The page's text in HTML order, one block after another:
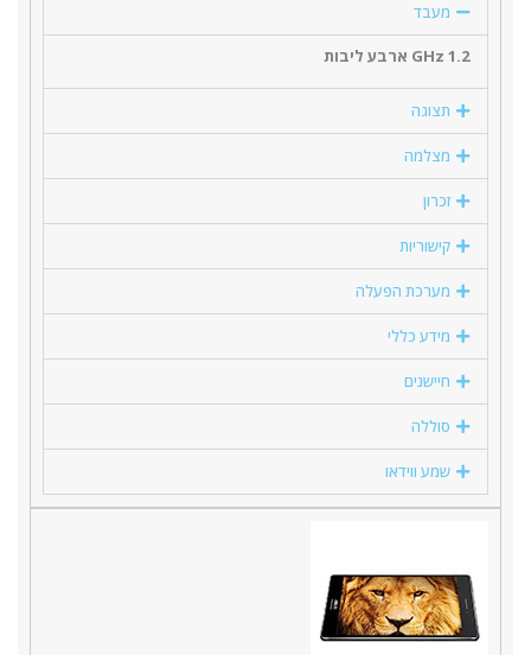
מעבד
1.2 GHz ארבע ליבות
תצוגה
מצלמה
זכרון
קישוריות
מערכת הפעלה
מידע כללי
חיישנים
סוללה
שמע ווידאו